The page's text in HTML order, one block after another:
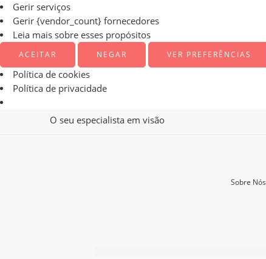
Gerir serviços
Gerir {vendor_count} fornecedores
Leia mais sobre esses propósitos
ACEITAR NEGAR VER PREFERÊNCIAS
Política de cookies
Política de privacidade
O seu especialista em visão
Sobre Nós